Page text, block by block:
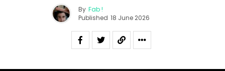
By Fab !
Published 18 June 2026